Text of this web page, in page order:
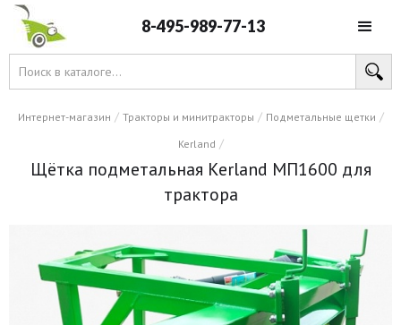
8-495-989-77-13
Интернет-магазин / Тракторы и минитракторы / Подметальные щетки /
Kerland /
Щётка подметальная Kerland МП1600 для
трактора